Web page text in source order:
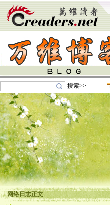
搜索>>
网络日志正文